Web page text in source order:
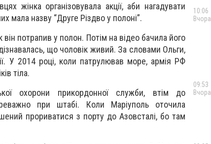
жінка організовувала акції, аби нагадувати
мала назву “Друге Різдво у полоні”.
потрапив у полон. Потім на відео бачила його
що чоловік живий. За словами Ольги,
У 2014 році, коли патрулював море, армія РФ
тіла.
охорони прикордонної служби, втім до
при штабі. Коли Маріуполь оточила
прориватися з порту до Азовсталі, бо там
10:06
Вчора
09:53
Вчора